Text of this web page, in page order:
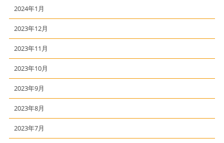
2024年1月
2023年12月
2023年11月
2023年10月
2023年9月
2023年8月
2023年7月